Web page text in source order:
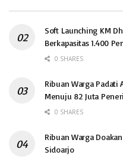
Soft Launching KM
Berkapasitas 1.400
0 SHARES
Ribuan Warga Padati
Menuju 82 Juta
0 SHARES
Ribuan Warga
Sidoarjo